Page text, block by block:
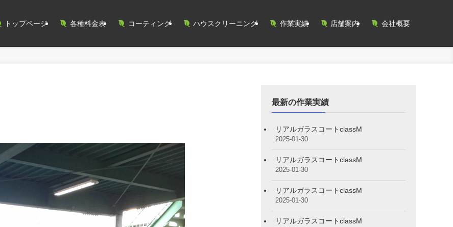
トップページ 各種料金表 コーティング ハウスクリーニング 作業実績 店舗案内 会社概要
最新の作業実績
リアルガラスコートclassM
2025-01-30
リアルガラスコートclassM
2025-01-30
リアルガラスコートclassM
2025-01-30
リアルガラスコートclassM